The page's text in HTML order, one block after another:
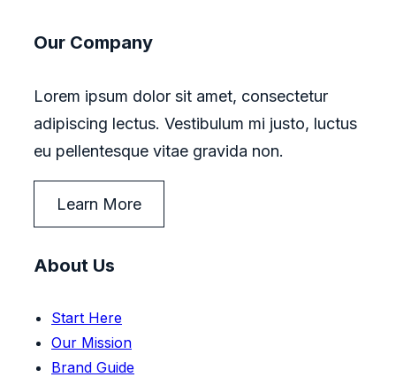
Our Company
Lorem ipsum dolor sit amet, consectetur
adipiscing lectus. Vestibulum mi justo, luctus
eu pellentesque vitae gravida non.
Learn More
About Us
Start Here
Our Mission
Brand Guide